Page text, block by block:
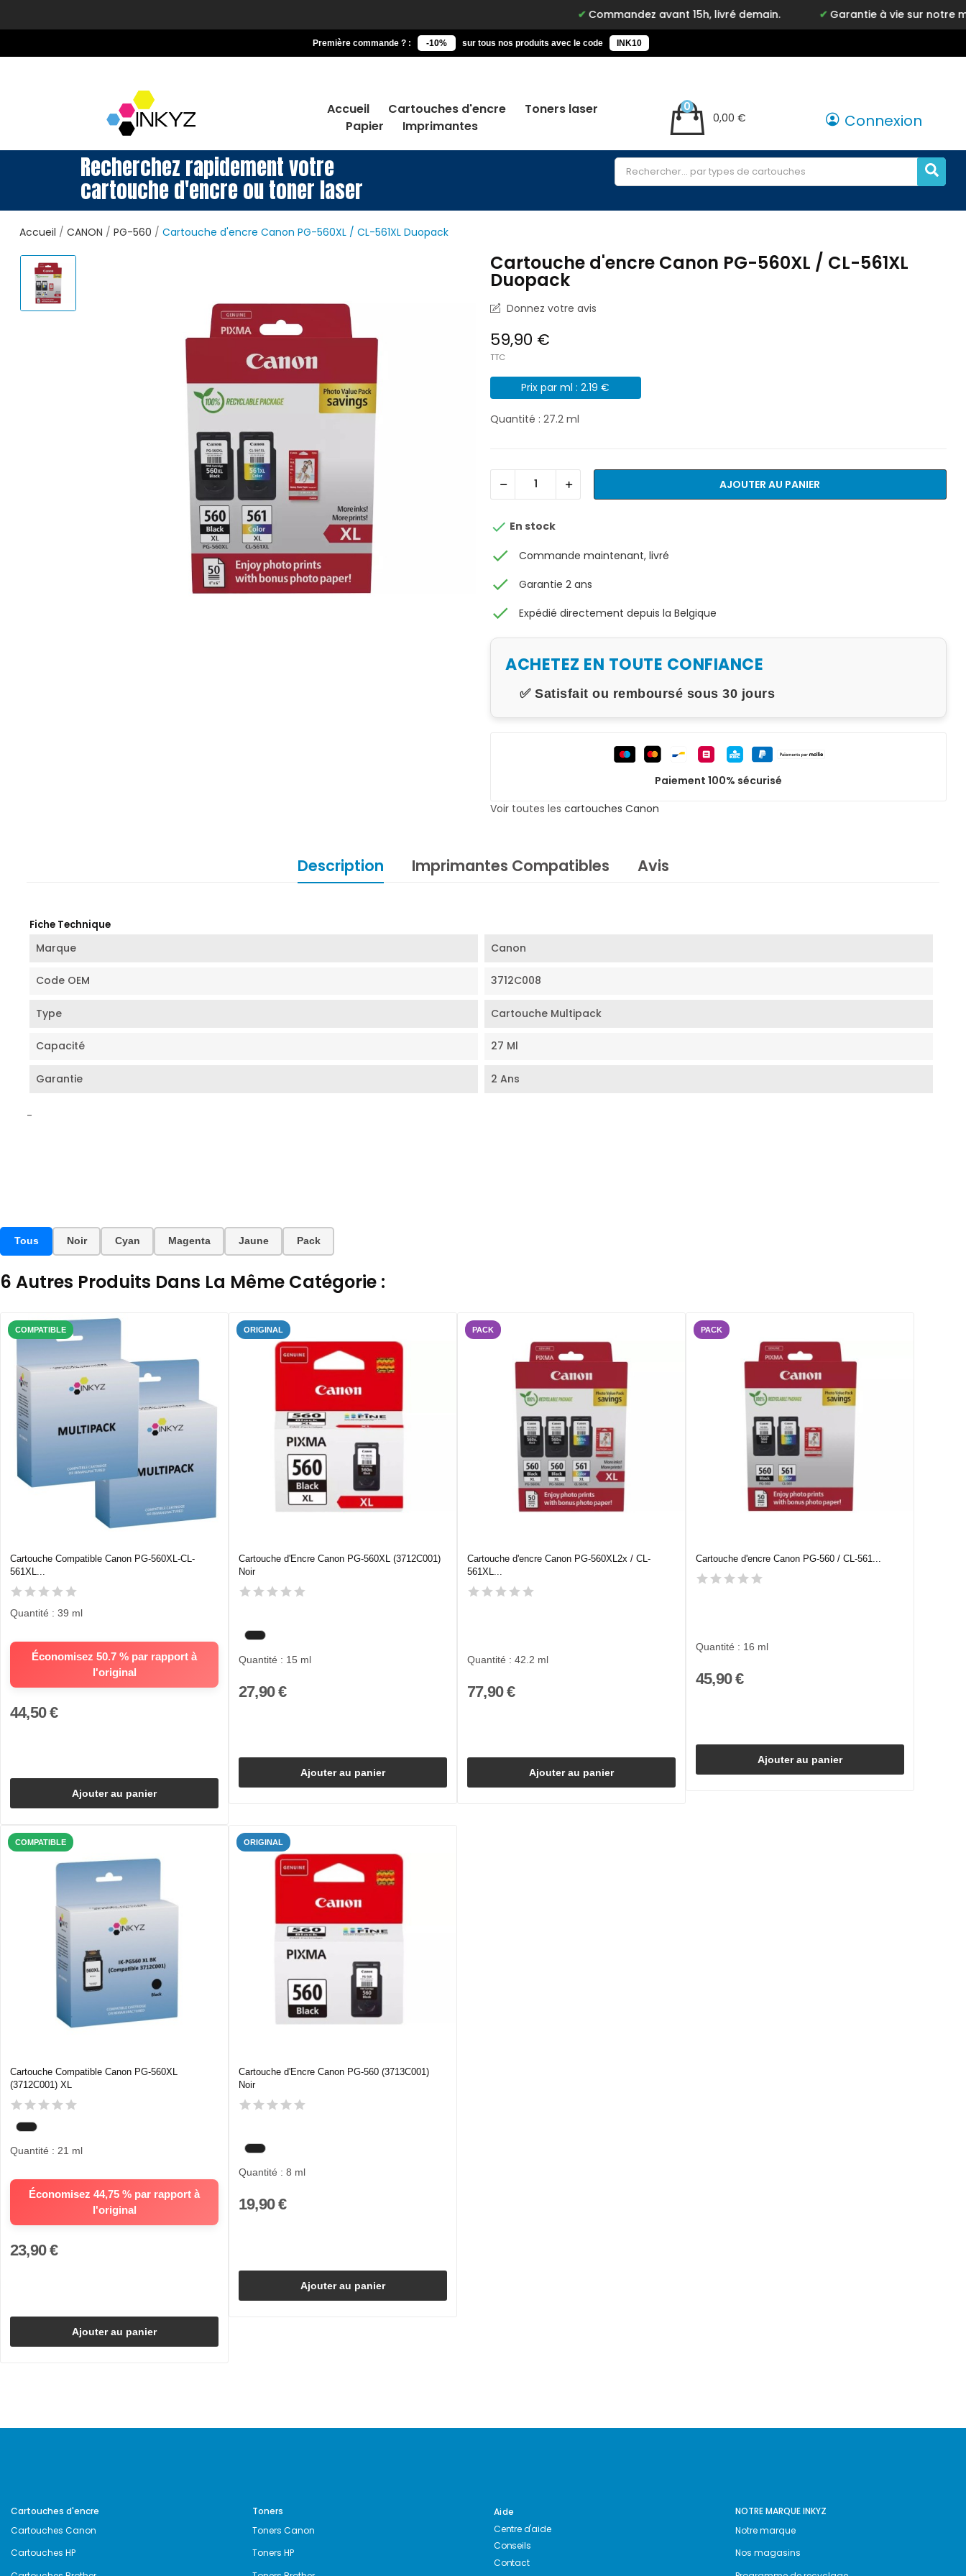
Commandez avant 15h, livré demain. Garantie à vie sur notre marque
Première commande ? : -10% sur tous nos produits avec le code INK10
Accueil Cartouches d'encre
Toners laser
Papier
Imprimantes
0,00 €
0
Connexion
Recherchez rapidement votre
cartouche d'encre ou toner laser
Accueil CANON PG-560 Cartouche d'encre Canon PG-560XL / CL-561XL Duopack
Cartouche d'encre Canon PG-560XL / CL-561XL
Duopack
Donnez votre avis
59,90 €
TTC
Prix par ml : 2.19 €
Quantité : 27.2 ml
AJOUTER AU PANIER
 En stock
check Commande maintenant, livré
check Garantie 2 ans
check Expédié directement depuis la Belgique
ACHETEZ EN TOUTE CONFIANCE
✅ Satisfait ou remboursé sous 30 jours
Paiement 100% sécurisé
Voir toutes les cartouches Canon
Description Imprimantes Compatibles Avis
Fiche Technique
Marque Canon
Code OEM 3712C008
Type Cartouche Multipack
Capacité 27 Ml
Garantie 2 Ans
-
Tous Noir Cyan Magenta Jaune Pack
6 Autres Produits Dans La Même Catégorie :
COMPATIBLE
Cartouche Compatible Canon PG-560XL-CL-
561XL...
Économisez 50.7 % par rapport à
l'original
Quantité : 39 ml
44,50 €
Ajouter au panier
ORIGINAL
Cartouche d'Encre Canon PG-560XL (3712C001)
Noir
Quantité : 15 ml
27,90 €
Ajouter au panier
PACK
Cartouche d'encre Canon PG-560XL2x / CL-
561XL...
Quantité : 42.2 ml
77,90 €
Ajouter au panier
PACK
Cartouche d'encre Canon PG-560 / CL-561...
Quantité : 16 ml
45,90 €
Ajouter au panier
COMPATIBLE
Cartouche Compatible Canon PG-560XL
(3712C001) XL
Économisez 44,75 % par rapport à
l'original
Quantité : 21 ml
23,90 €
Ajouter au panier
ORIGINAL
Cartouche d'Encre Canon PG-560 (3713C001)
Noir
Quantité : 8 ml
19,90 €
Ajouter au panier
Cartouches d'encre
Cartouches Canon
Cartouches HP
Toners
Toners Canon
Toners HP
Aide
Centre d'aide
Conseils
Contact
NOTRE MARQUE INKYZ
Notre marque
Nos magasins